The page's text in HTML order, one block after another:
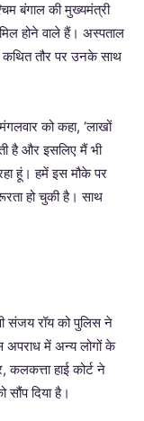
बंगाल की मुख्यमंत्री
होने वाले हैं। अस्पताल
कथित तौर पर उनके साथ
को कहा, ‘लाखों
है और इसलिए मैं भी
हूं। हमें इस मौके पर
हो चुकी है। साथ
संजय रॉय को पुलिस ने
अपराध में अन्य लोगों के
हाई कोर्ट ने
दिया है।